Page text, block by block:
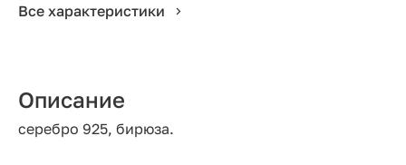
Все характеристики
Описание
серебро 925, бирюза.